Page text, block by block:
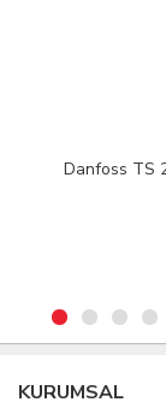
Danfoss TS
KURUMSAL